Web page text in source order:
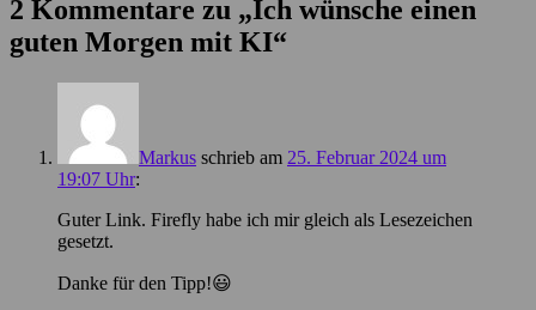
2 Kommentare zu „Ich wünsche einen
guten Morgen mit KI“
Markus schrieb am 25. Februar 2024 um
19:07 Uhr:
Guter Link. Firefly habe ich mir gleich als Lesezeichen
gesetzt.
Danke für den Tipp!😃